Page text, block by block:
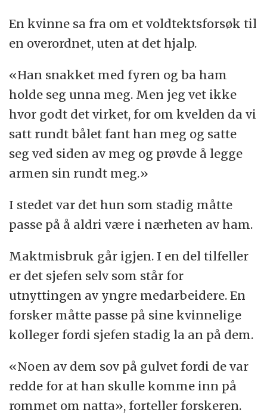
En kvinne sa fra om et voldtektsforsøk til
en overordnet, uten at det hjalp.
«Han snakket med fyren og ba ham
holde seg unna meg. Men jeg vet ikke
hvor godt det virket, for om kvelden da vi
satt rundt bålet fant han meg og satte
seg ved siden av meg og prøvde å legge
armen sin rundt meg.»
I stedet var det hun som stadig måtte
passe på å aldri være i nærheten av ham.
Maktmisbruk går igjen. I en del tilfeller
er det sjefen selv som står for
utnyttingen av yngre medarbeidere. En
forsker måtte passe på sine kvinnelige
kolleger fordi sjefen stadig la an på dem.
«Noen av dem sov på gulvet fordi de var
redde for at han skulle komme inn på
rommet om natta», forteller forskeren.